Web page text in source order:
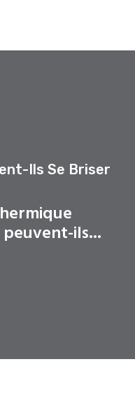
Ils Se Briser
ils...